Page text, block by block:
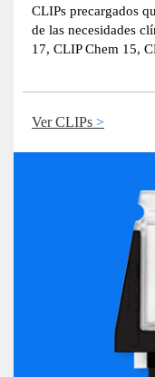
CLIPs precargados
de las necesidades
17, CLIP Chem 15,
Ver CLIPs